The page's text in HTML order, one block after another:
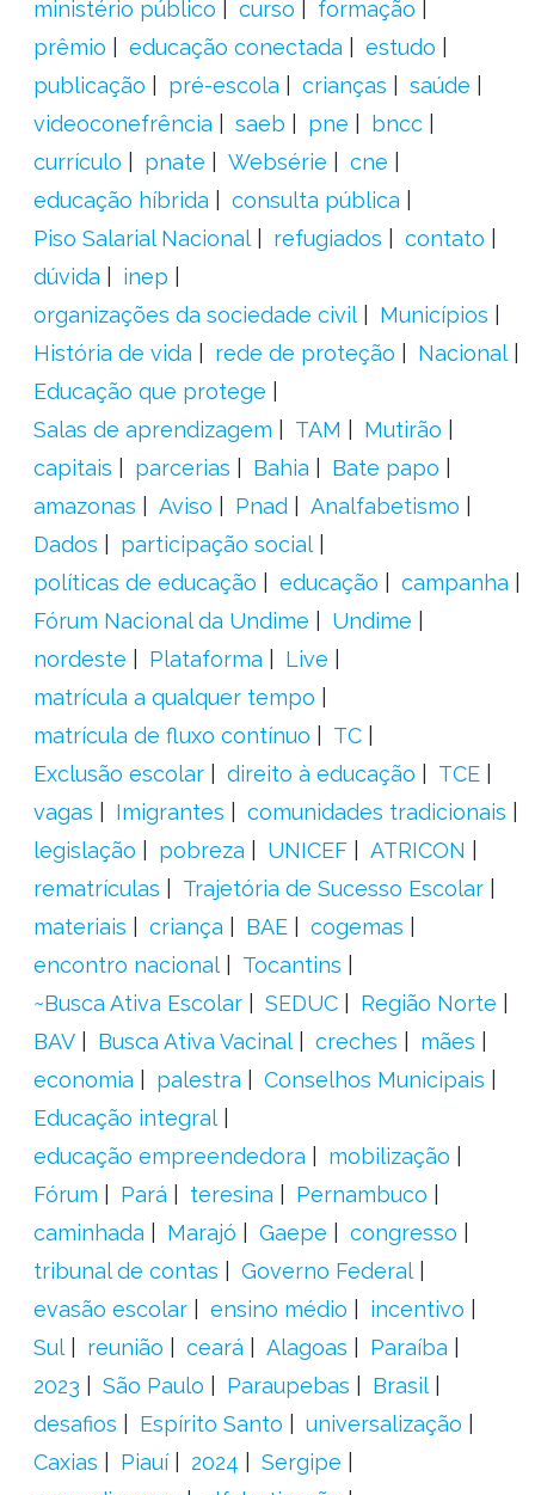
ministério público curso
formação
prêmio
educação conectada
estudo
publicação
pré-escola crianças
saúde
videoconefrência
saeb pne
bncc
currículo
pnate Websérie
cne
educação híbrida
consulta pública
Piso Salarial Nacional
refugiados
contato
dúvida
inep
organizações da sociedade civil
Municípios
História de vida
rede de proteção
Nacional
Educação que protege
Salas de aprendizagem
TAM
Mutirão
capitais
parcerias Bahia
Bate papo
amazonas
Aviso Pnad
Analfabetismo
Dados
participação social
políticas de educação
educação
campanha
Fórum Nacional da Undime
Undime
nordeste
Plataforma
Live
matrícula a qualquer tempo
matrícula de fluxo contínuo
TC
Exclusão escolar
direito à educação
TCE
vagas
Imigrantes
comunidades tradicionais
legislação
pobreza UNICEF
ATRICON
rematrículas
Trajetória de Sucesso Escolar
materiais
criança BAE
cogemas
encontro nacional
Tocantins
~Busca Ativa Escolar
SEDUC
Região Norte
BAV
Busca Ativa Vacinal creches
mães
economia
palestra
Conselhos Municipais
Educação integral
educação empreendedora
mobilização
Fórum
Pará teresina
Pernambuco
caminhada
Marajó Gaepe
congresso
tribunal de contas
Governo Federal
evasão escolar
ensino médio
incentivo
Sul
reunião ceará Alagoas
Paraíba
2023
São Paulo Paraupebas
Brasil
desafios
Espírito Santo
universalização
Caxias
Piauí 2024
Sergipe